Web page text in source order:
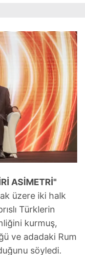
ASİMETRİ"
üzere iki halk
Türklerin
kurmuş,
ve adadaki Rum
söyledi.